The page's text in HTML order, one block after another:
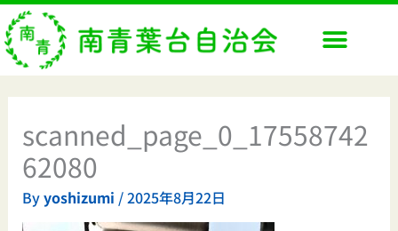
内
容
を
ス
キ
scanned_page_0_17558742
62080
Byyoshizumi /2025年8月22日